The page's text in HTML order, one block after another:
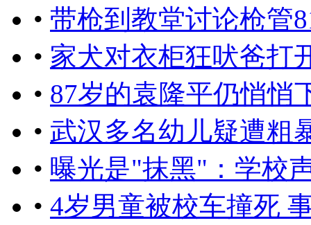
• 带枪到教堂讨论枪管
• 家犬对衣柜狂吠爸打
• 87岁的袁隆平仍悄悄
• 武汉多名幼儿疑遭粗
• 曝光是"抹黑"：学校
• 4岁男童被校车撞死